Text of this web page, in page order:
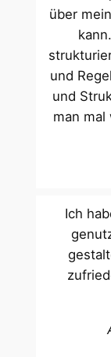
über
und
und
man mal
Ich